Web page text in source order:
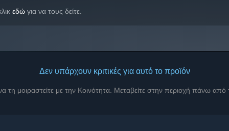
εδώ για να τους δείτε.
Δεν υπάρχουν κριτικές για αυτό το προϊόν
τη μοιραστείτε με την Κοινότητα. Μεταβείτε στην περιοχή πάνω